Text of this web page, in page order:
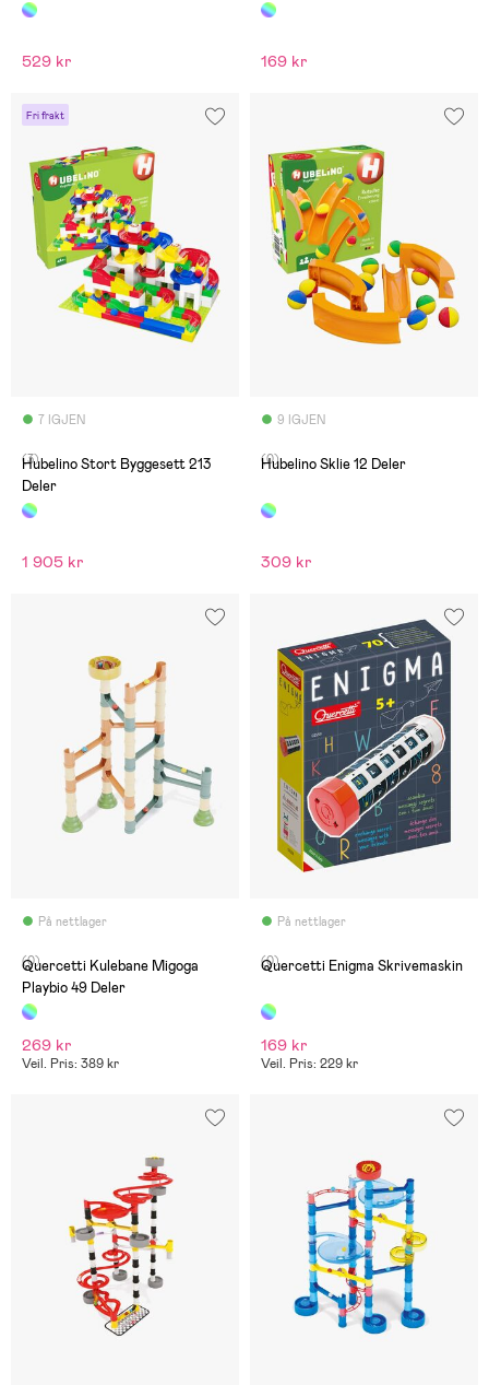
529 kr 169 kr
Fri frakt
7 IGJEN
(3)
Hubelino Stort Byggesett 213
Deler
1 905 kr
9 IGJEN
(0)
Hubelino Sklie 12 Deler
309 kr
På nettlager
(0)
Quercetti Kulebane Migoga
Playbio 49 Deler
269 kr
Veil. Pris: 389 kr
På nettlager
(0)
Quercetti Enigma Skrivemaskin
169 kr
Veil. Pris: 229 kr